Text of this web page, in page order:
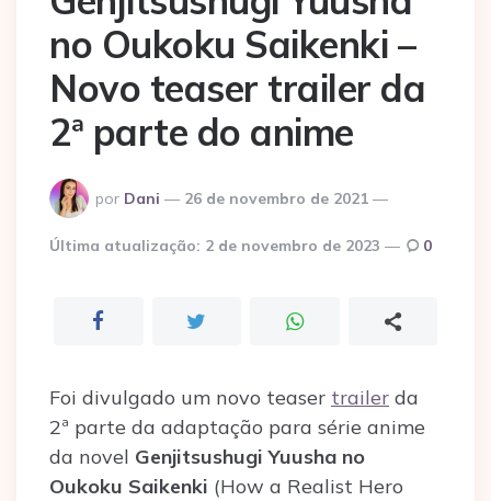
no Oukoku Saikenki –
Novo teaser trailer da
2ª parte do anime
Postado
por
por Dani 26 de novembro de 2021
Última atualização: 2 de novembro de 2023 0
Foi divulgado um novo teaser trailer da
2ª parte da adaptação para série anime
da novel Genjitsushugi Yuusha no
Oukoku Saikenki (How a Realist Hero